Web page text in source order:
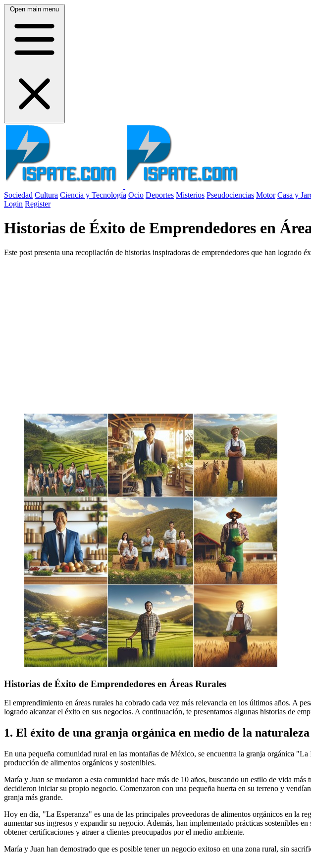
Open main menu
Sociedad Cultura Ciencia y Tecnología Ocio Deportes Misterios Pseudociencias Motor Casa y
Login Register
Historias de Éxito de Emprendedores en
Este post presenta una recopilación de historias inspiradoras de emprendedores que han
Historias de Éxito de Emprendedores en Áreas Rurales
El emprendimiento en áreas rurales ha cobrado cada vez más relevancia en los últimos años. A
logrado alcanzar el éxito en sus negocios. A continuación, te presentamos algunas historias de
1. El éxito de una granja orgánica en medio de la naturaleza
En una pequeña comunidad rural en las montañas de México, se encuentra la granja orgánica
producción de alimentos orgánicos y sostenibles.
María y Juan se mudaron a esta comunidad hace más de 10 años, buscando un estilo de vida
decidieron iniciar su propio negocio. Comenzaron con una pequeña huerta en su terreno y
granja más grande.
Hoy en día, "La Esperanza" es una de las principales proveedoras de alimentos orgánicos en la
aumentar sus ingresos y expandir su negocio. Además, han implementado prácticas sostenibles
obtener certificaciones y atraer a clientes preocupados por el medio ambiente.
María y Juan han demostrado que es posible tener un negocio exitoso en una zona rural, sin